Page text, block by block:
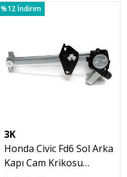
%12 İndirim
3K
Honda Civic Fd6 Sol Arka
Kapı Cam Krikosu